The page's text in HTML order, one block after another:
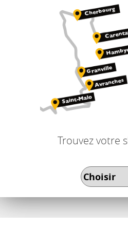
Trouvez votre